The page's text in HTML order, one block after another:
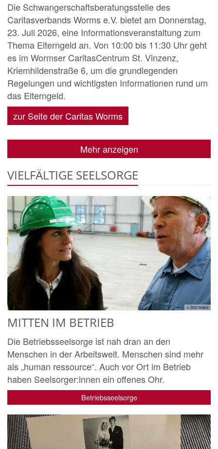
Die Schwangerschaftsberatungsstelle des
Caritasverbands Worms e.V. bietet am Donnerstag,
23. Juli 2026, eine Informationsveranstaltung zum
Thema Elterngeld an. Von 10:00 bis 11:30 Uhr geht
es im Wormser CaritasCentrum St. Vinzenz,
Kriemhildenstraße 6, um die grundlegenden
Regelungen und wichtigsten Informationen rund um
das Elterngeld.
zur Seite der Caritas Worms
Mehr anzeigen
VIELFÄLTIGE SEELSORGE
© BSS Mainz
MITTEN IM BETRIEB
Die Betriebsseelsorge ist nah dran an den
Menschen in der Arbeitswelt. Menschen sind mehr
als „human ressource“. Auch vor Ort im Betrieb
haben Seelsorger:innen ein offenes Ohr.
Betriebsseelsorge